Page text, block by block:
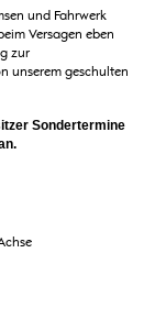
und Fahrwerk
Versagen eben
zur
unserem geschulten
Sondertermine